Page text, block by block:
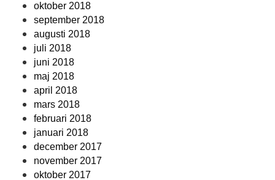
oktober 2018
september 2018
augusti 2018
juli 2018
juni 2018
maj 2018
april 2018
mars 2018
februari 2018
januari 2018
december 2017
november 2017
oktober 2017